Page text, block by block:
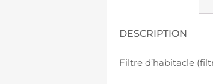
DESCRIPTION
Filtre d’habitacle